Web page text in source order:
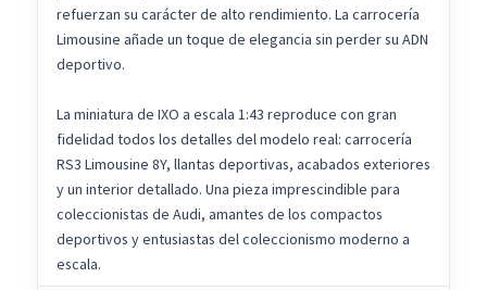
refuerzan su carácter de alto rendimiento. La carrocería
Limousine añade un toque de elegancia sin perder su ADN
deportivo.
La miniatura de IXO a escala 1:43 reproduce con gran
fidelidad todos los detalles del modelo real: carrocería
RS3 Limousine 8Y, llantas deportivas, acabados exteriores
y un interior detallado. Una pieza imprescindible para
coleccionistas de Audi, amantes de los compactos
deportivos y entusiastas del coleccionismo moderno a
escala.